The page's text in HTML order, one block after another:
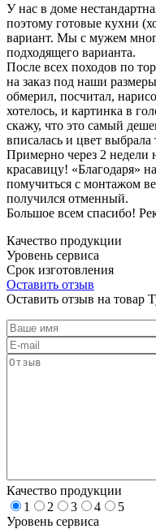
У нас в доме
поэтому готовые кухни
вариант. Мы с мужем
подходящего варианта.
После всех походов по
на заказ под наши
обмерил, посчитал,
хотелось, и картинка в
скажу, что это самый
вписалась и цвет выбрала
Примерно через 2
красавицу! «Благодаря»
помучиться с монтажом
получился отменный.
Большое всем спасибо!
Качество продукции
Уровень сервиса
Срок изготовления
Оставить отзыв
Оставить отзыв на товар
Качество продукции
1
2 3 4
5
Уровень сервиса